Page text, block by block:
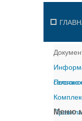
Меню